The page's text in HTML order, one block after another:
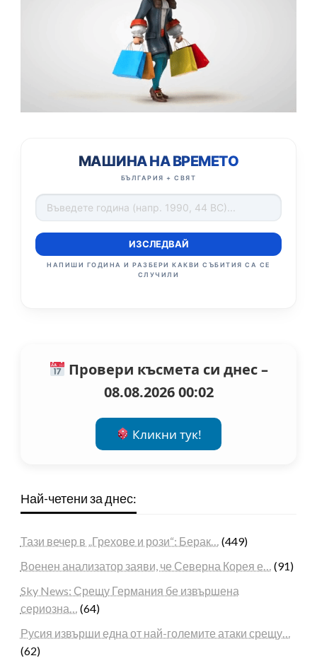
МАШИНА НА ВРЕМЕТО
БЪЛГАРИЯ + СВЯТ
ИЗСЛЕДВАЙ
НАПИШИ ГОДИНА И РАЗБЕРИ КАКВИ СЪБИТИЯ СА СЕ
СЛУЧИЛИ
Провери късмета си днес –
08.08.2026 00:02
Кликни тук!
Най-четени за днес:
Тази вечер в „Грехове и рози“: Берак…
(449)
Военен анализатор заяви, че Северна Корея е…
(91)
Sky News: Срещу Германия бе извършена
сериозна…
(64)
Русия извърши една от най-големите атаки срещу…
(62)